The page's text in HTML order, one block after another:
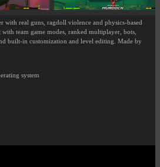
with real guns, ragdoll violence and physics-based
with team game modes, ranked multiplayer, bots,
built-in customization and level editing. Made by
system